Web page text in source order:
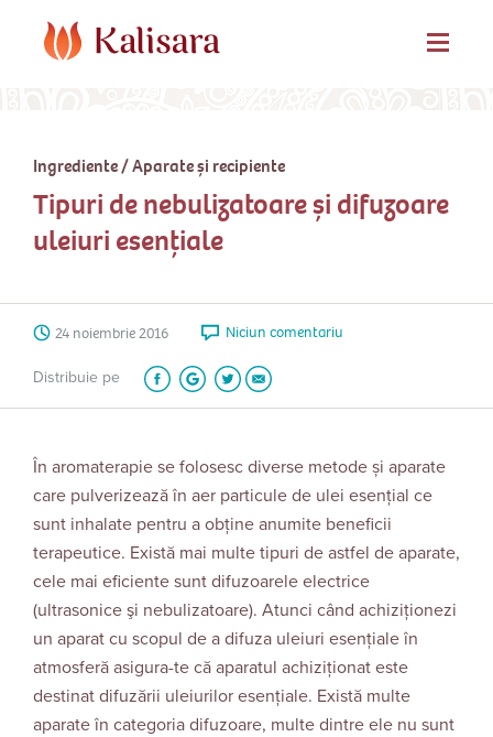
Ingrediente/Aparate și recipiente
Tipuri de nebulizatoare și difuzoare
uleiuri esențiale
24 noiembrie 2016 Niciun comentariu
Distribuie pe
În aromaterapie se folosesc diverse metode și aparate
care pulverizează în aer particule de ulei esenţial ce
sunt inhalate pentru a obţine anumite beneficii
terapeutice. Există mai multe tipuri de astfel de aparate,
cele mai eficiente sunt difuzoarele electrice
(ultrasonice şi nebulizatoare). Atunci când achiziţionezi
un aparat cu scopul de a difuza uleiuri esenţiale în
atmosferă asigura-te că aparatul achiziţionat este
destinat difuzării uleiurilor esenţiale. Există multe
aparate în categoria difuzoare, multe dintre ele nu sunt